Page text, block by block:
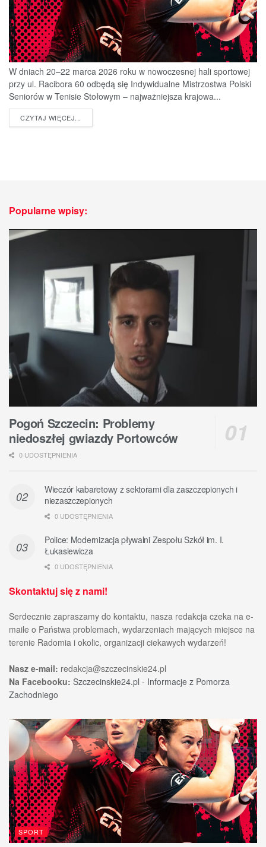
W dniach 20–22 marca 2026 roku w nowoczesnej hali sportowej
przy ul. Racibora 60 odbędą się Indywidualne Mistrzostwa Polski
Seniorów w Tenisie Stołowym – najważniejsza krajowa...
CZYTAJ WIĘCEJ...
Popularne wpisy:
Pogoń Szczecin: Problemy
niedoszłej gwiazdy Portowców
0 UDOSTĘPNIENIA
Wieczór kabaretowy z sektorami dla zaszczepionych i
niezaszczepionych
0 UDOSTĘPNIENIA
Police: Modernizacja pływalni Zespołu Szkół im. I.
Łukasiewicza
0 UDOSTĘPNIENIA
Skontaktuj się z nami!
Serdecznie zapraszamy do kontaktu, nasza redakcja czeka na e-
maile o Państwa problemach, wydarzeniach mających miejsce na
terenie Radomia i okolic, organizacji ciekawych wydarzeń!
Nasz e-mail: redakcja@szczecinskie24.pl
Na Facebooku: Szczecinskie24.pl - Informacje z Pomorza
Zachodniego
SPORT